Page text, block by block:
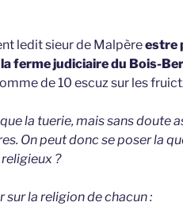
ledit sieur de Malpèreestre
ferme judiciaire du Bois-
de 10 escuz sur les
la tuerie, mais sans doute
On peut donc se poser la
?
sur la religion de chacun :